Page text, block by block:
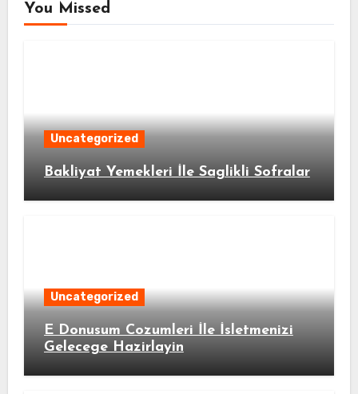
You Missed
Uncategorized
Bakliyat Yemekleri İle Saglikli Sofralar
Uncategorized
E Donusum Cozumleri İle İsletmenizi
Gelecege Hazirlayin